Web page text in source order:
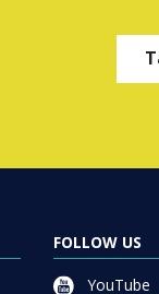
FOLLOW US
YouTube